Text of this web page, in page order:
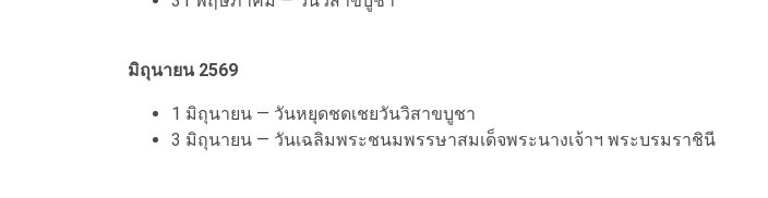
มิถุนายน 2569
1 มิถุนายน — วันหยุดชดเชยวันวิสาขบูชา
3 มิถุนายน — วันเฉลิมพระชนมพรรษาสมเด็จพระนางเจ้าฯ พระบรมราชินี